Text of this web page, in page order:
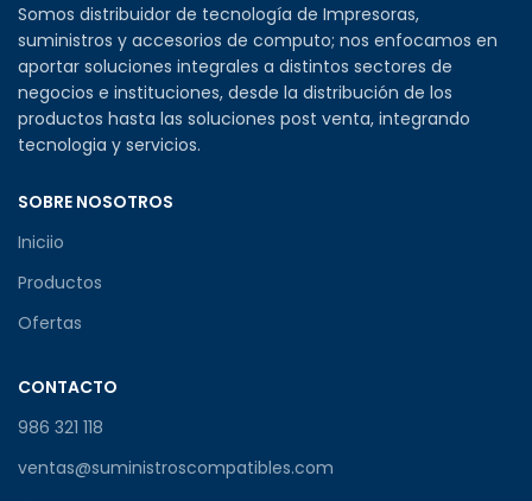
Somos distribuidor de tecnología de Impresoras,
suministros y accesorios de computo; nos enfocamos en
aportar soluciones integrales a distintos sectores de
negocios e instituciones, desde la distribución de los
productos hasta las soluciones post venta, integrando
tecnologia y servicios.
SOBRE NOSOTROS
Iniciio
Productos
Ofertas
CONTACTO
986 321 118
ventas@suministroscompatibles.com